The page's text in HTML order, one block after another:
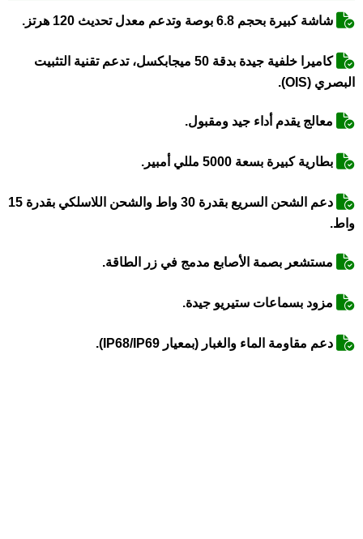
شاشة كبيرة بحجم 6.8 بوصة وتدعم معدل تحديث 120 هرتز.
كاميرا خلفية جيدة بدقة 50 ميجابكسل، تدعم تقنية التثبيت
البصري (OIS).
معالج يقدم أداء جيد ومقبول.
بطارية كبيرة بسعة 5000 مللي أمبير.
دعم الشحن السريع بقدرة 30 واط والشحن اللاسلكي بقدرة 15
واط.
مستشعر بصمة الأصابع مدمج في زر الطاقة.
مزود بسماعات ستيريو جيدة.
دعم مقاومة الماء والغبار (بمعيار IP68/IP69).